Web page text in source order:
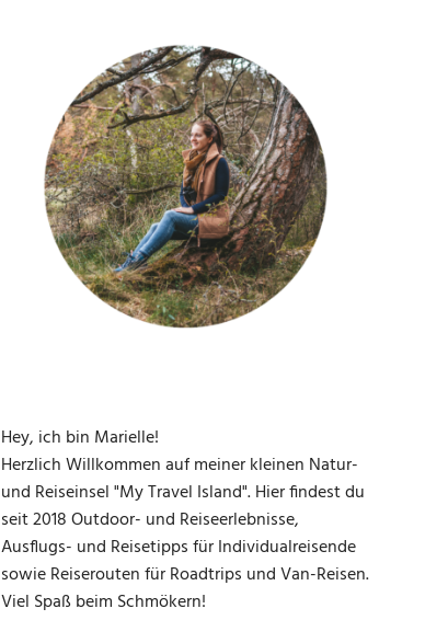
Hey, ich bin Marielle!
Herzlich Willkommen auf meiner kleinen Natur-
und Reiseinsel "My Travel Island". Hier findest du
seit 2018 Outdoor- und Reiseerlebnisse,
Ausflugs- und Reisetipps für Individualreisende
sowie Reiserouten für Roadtrips und Van-Reisen.
Viel Spaß beim Schmökern!